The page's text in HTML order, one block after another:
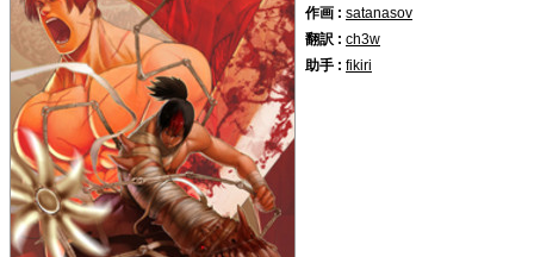
作画 : satanasov
翻訳 : ch3w
助手 : fikiri